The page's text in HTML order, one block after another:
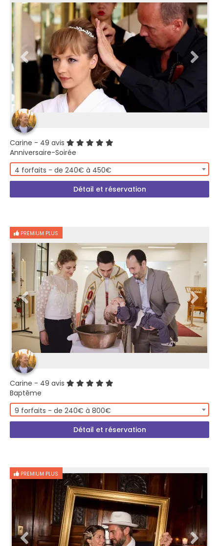
Carine - 49 avis
Anniversaire-Soirée
4 forfaits - de 240€ à 450€
Détail et réservation
PREMIUM PLUS
Carine - 49 avis
Baptême
9 forfaits - de 240€ à 800€
Détail et réservation
PREMIUM PLUS